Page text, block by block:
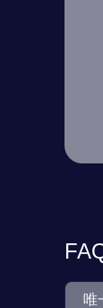
唯